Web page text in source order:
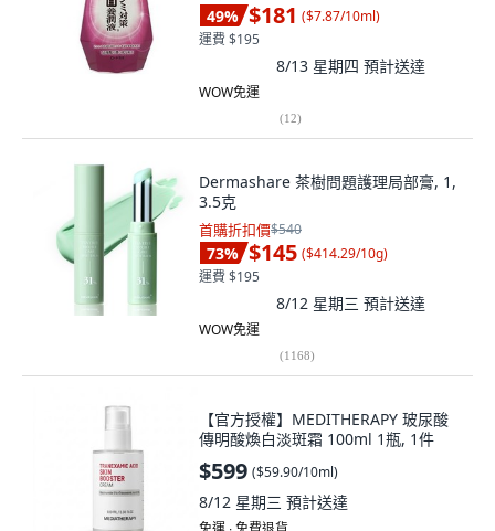
49% $181 ($7.87/10ml)
運費 $195
8/13 星期四 預計送達
WOW免運
(12)
Dermashare 茶樹問題護理局部膏, 1,
3.5克
首購折扣價$540
73% $145 ($414.29/10g)
運費 $195
8/12 星期三 預計送達
WOW免運
(1168)
【官方授權】MEDITHERAPY 玻尿酸
傳明酸煥白淡斑霜 100ml 1瓶, 1件
$599 ($59.90/10ml)
8/12 星期三 預計送達